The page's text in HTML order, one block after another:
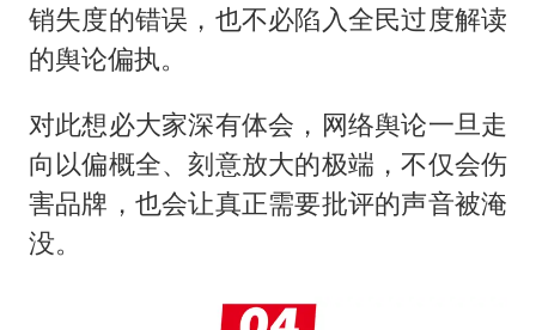
销失度的错误，也不必陷入全民过度解读
的舆论偏执。
对此想必大家深有体会，网络舆论一旦走
向以偏概全、刻意放大的极端，不仅会伤
害品牌，也会让真正需要批评的声音被淹
没。